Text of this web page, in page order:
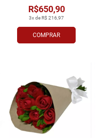
COMPRAR
3x de R$ 216,97
R$650,90